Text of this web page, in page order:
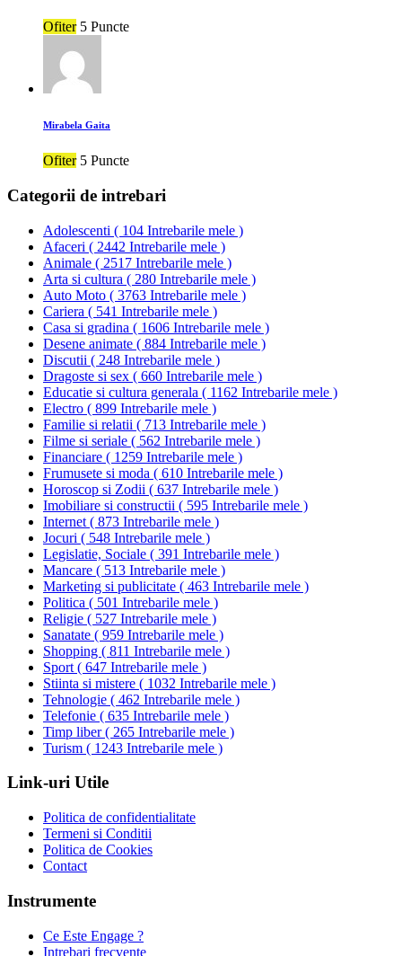
Ofiter 5 Puncte
Mirabela Gaita
Ofiter 5 Puncte
Categorii de intrebari
Adolescenti ( 104 Intrebarile mele )
Afaceri ( 2442 Intrebarile mele )
Animale ( 2517 Intrebarile mele )
Arta si cultura ( 280 Intrebarile mele )
Auto Moto ( 3763 Intrebarile mele )
Cariera ( 541 Intrebarile mele )
Casa si gradina ( 1606 Intrebarile mele )
Desene animate ( 884 Intrebarile mele )
Discutii ( 248 Intrebarile mele )
Dragoste si sex ( 660 Intrebarile mele )
Educatie si cultura generala ( 1162 Intrebarile mele )
Electro ( 899 Intrebarile mele )
Familie si relatii ( 713 Intrebarile mele )
Filme si seriale ( 562 Intrebarile mele )
Financiare ( 1259 Intrebarile mele )
Frumusete si moda ( 610 Intrebarile mele )
Horoscop si Zodii ( 637 Intrebarile mele )
Imobiliare si constructii ( 595 Intrebarile mele )
Internet ( 873 Intrebarile mele )
Jocuri ( 548 Intrebarile mele )
Legislatie, Sociale ( 391 Intrebarile mele )
Mancare ( 513 Intrebarile mele )
Marketing si publicitate ( 463 Intrebarile mele )
Politica ( 501 Intrebarile mele )
Religie ( 527 Intrebarile mele )
Sanatate ( 959 Intrebarile mele )
Shopping ( 811 Intrebarile mele )
Sport ( 647 Intrebarile mele )
Stiinta si mistere ( 1032 Intrebarile mele )
Tehnologie ( 462 Intrebarile mele )
Telefonie ( 635 Intrebarile mele )
Timp liber( 265 Intrebarile mele )
Turism ( 1243 Intrebarile mele )
Link-uri Utile
Politica de confidentialitate
Termeni si Conditii
Politica de Cookies
Contact
Instrumente
Ce Este Engage ?
Intrebari frecvente